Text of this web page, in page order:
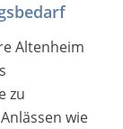
Altenheim
zu
wie